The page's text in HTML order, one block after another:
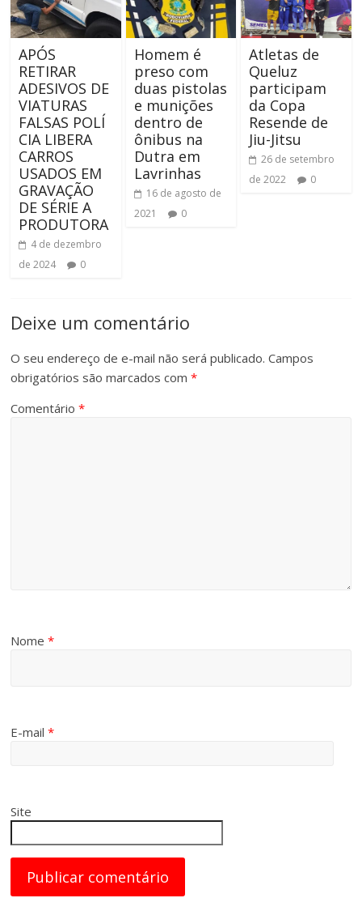
APÓS
RETIRAR
ADESIVOS DE
VIATURAS
FALSAS POLÍ
CIA LIBERA
CARROS
USADOS EM
GRAVAÇÃO
DE SÉRIE A
PRODUTORA
4 de dezembro
de 2024
0
Homem é
preso com
duas pistolas
e munições
dentro de
ônibus na
Dutra em
Lavrinhas
16 de agosto de
2021
0
Atletas de
Queluz
participam
da Copa
Resende de
Jiu-Jitsu
26 de setembro
de 2022
0
Deixe um comentário
O seu endereço de e-mail não será publicado. Campos
obrigatórios são marcados com*
Comentário*
Nome*
E-mail*
Site